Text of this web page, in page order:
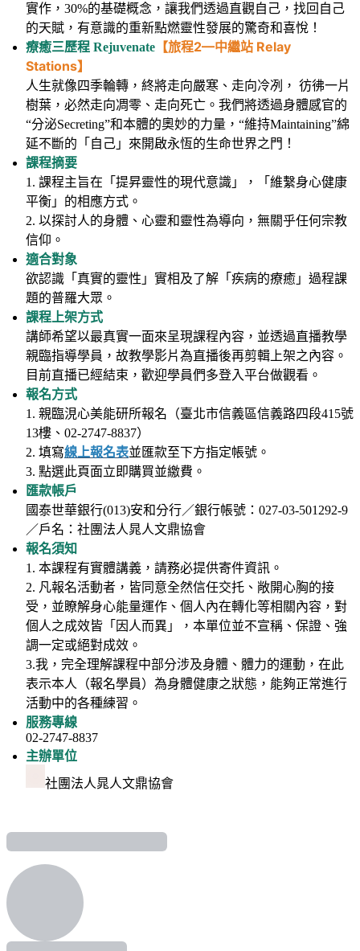
實作，30%的基礎概念，讓我們透過直觀自己，找回自己
的天賦，有意識的重新點燃靈性發展的驚奇和喜悅！
療癒三歷程 Rejuvenate 【旅程2—中繼站 Relay
Stations】
人生就像四季輪轉，終將走向嚴寒、走向冷冽， 彷彿一片
樹葉，必然走向凋零、走向死亡。我們將透過身體感官的
“分泌Secreting”和本體的奧妙的力量，“維持Maintaining”綿
延不斷的「自己」來開啟永恆的生命世界之門！
課程摘要
1. 課程主旨在「提昇靈性的現代意識」，「維繫身心健康
平衡」的相應方式。
2. 以探討人的身體、心靈和靈性為導向，無關乎任何宗教
信仰。
適合對象
欲認識「真實的靈性」實相及了解「疾病的療癒」過程課
題的普羅大眾。
課程上架方式
講師希望以最真實一面來呈現課程內容，並透過直播教學
親臨指導學員，故教學影片為直播後再剪輯上架之內容。
目前直播已經結束，歡迎學員們多登入平台做觀看。
報名方式
1. 親臨涀心美能研所報名（臺北市信義區信義路四段415號
13樓 、02-2747-8837）
2. 填寫線上報名表並匯款至下方指定帳號。
3. 點選此頁面立即購買並繳費。
匯款帳戶
國泰世華銀行(013)安和分行／銀行帳號：027-03-501292-9
／戶名：社團法人晁人文鼎協會
報名須知
1. 本課程有實體講義，請務必提供寄件資訊。
2. 凡報名活動者，皆同意全然信任交托、敞開心胸的接
受，並瞭解身心能量運作、個人內在轉化等相關內容，對
個人之成效皆「因人而異」，本單位並不宣稱、保證、強
調一定或絕對成效。
3.我，完全理解課程中部分涉及身體、體力的運動，在此
表示本人（報名學員）為身體健康之狀態，能夠正常進行
活動中的各種練習。
服務專線
02-2747-8837
主辦單位
社團法人晁人文鼎協會